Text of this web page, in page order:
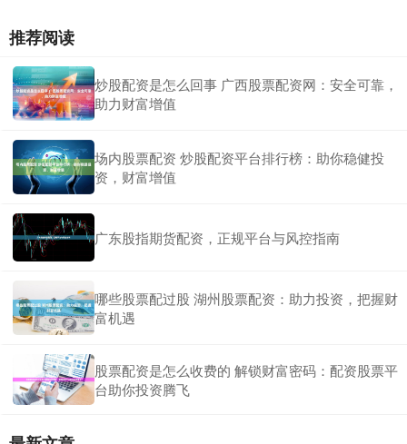
推荐阅读
炒股配资是怎么回事 广西股票配资网：安全可靠，
助力财富增值
场内股票配资 炒股配资平台排行榜：助你稳健投
资，财富增值
广东股指期货配资，正规平台与风控指南
哪些股票配过股 湖州股票配资：助力投资，把握财
富机遇
股票配资是怎么收费的 解锁财富密码：配资股票平
台助你投资腾飞